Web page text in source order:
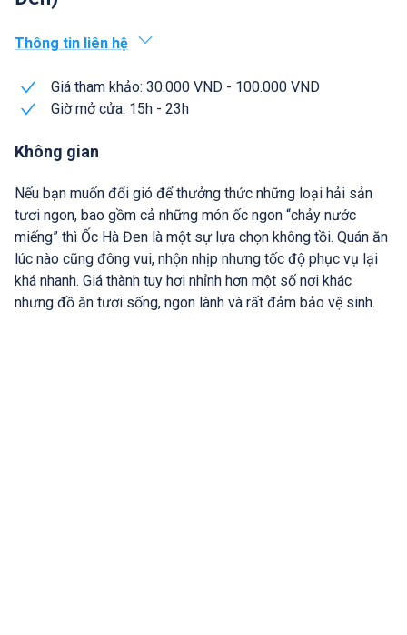
Thông tin liên hệ
Giá tham khảo: 30.000 VND - 100.000 VND
Giờ mở cửa: 15h - 23h
Không gian
Nếu bạn muốn đổi gió để thưởng thức những loại hải sản
tươi ngon, bao gồm cả những món ốc ngon “chảy nước
miếng” thì Ốc Hà Đen là một sự lựa chọn không tồi. Quán ăn
lúc nào cũng đông vui, nhộn nhịp nhưng tốc độ phục vụ lại
khá nhanh. Giá thành tuy hơi nhỉnh hơn một số nơi khác
nhưng đồ ăn tươi sống, ngon lành và rất đảm bảo vệ sinh.